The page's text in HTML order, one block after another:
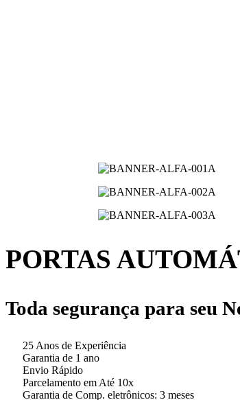
PORTAS
Toda segurança para seu
25 Anos de Experiência
Garantia de 1 ano
Envio Rápido
Parcelamento em Até 10x
Garantia de Comp. eletrônicos: 3 meses